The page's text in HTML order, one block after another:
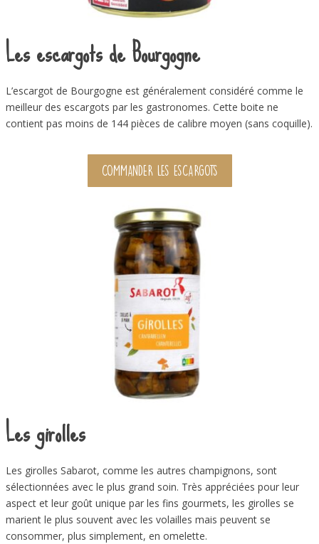
Les escargots de Bourgogne
L’escargot de Bourgogne est généralement considéré comme le
meilleur des escargots par les gastronomes. Cette boite ne
contient pas moins de 144 pièces de calibre moyen (sans coquille).
COMMANDER LES ESCARGOTS
Les girolles
Les girolles Sabarot, comme les autres champignons, sont
sélectionnées avec le plus grand soin. Très appréciées pour leur
aspect et leur goût unique par les fins gourmets, les girolles se
marient le plus souvent avec les volailles mais peuvent se
consommer, plus simplement, en omelette.